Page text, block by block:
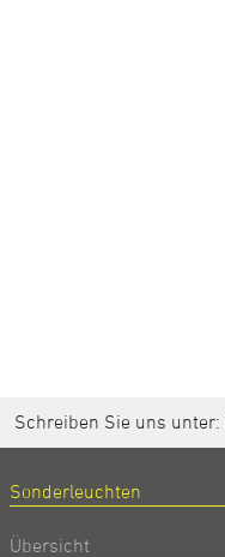
Schreiben Sie uns unter:
Sonderleuchten
Übersicht